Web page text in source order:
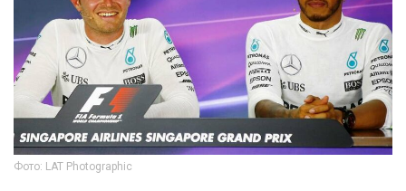
Фото: LAT Photographic